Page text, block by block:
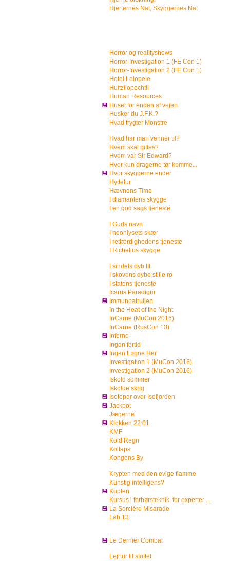
Hjerternes Nat, Skyggernes Nat
Horror og realityshows
Horror-Investigation 1 (FE Con 1)
Horror-Investigation 2 (FE Con 1)
Hotel Lelopele
Huitzilopochtli
Human Resources
💾 Huset for enden af vejen
Husker du J.F.K.?
Hvad frygter Monstre
Hvad har man venner til?
Hvem skal giftes?
Hvem var Sir Edward?
Hvor kun dragerne tør komme...
💾 Hvor skyggerne ender
Hyttetur
Hævnens Time
I diamantens skygge
I en god sags tjeneste
I Guds navn
I neonlysets skær
I retfærdighedens tjeneste
I Richelius skygge
I sindets dyb III
I skovens dybe stille ro
I statens tjeneste
Icarus Paradigm
💾 Immunpatruljen
In the Heat of the Night
InCarne (MuCon 2016)
InCarne (RusCon 13)
💾 Inferno
Ingen fortid
💾 Ingen Løgne Her
Investigation 1 (MuCon 2016)
Investigation 2 (MuCon 2016)
Iskold sommer
Iskolde skrig
💾 Isotoper over Isefjorden
💾 Jackpot
Jægerne
💾 Klokken 22:01
KMF
Kold Regn
Kollaps
Kongens By
Krypten med den evige flamme
Kunstig intelligens?
💾 Kuplen
Kursus i forhørsteknik, for experter ...
💾 La Sorcière Misarade
Lab 13
💾 Le Dernier Combat
Lejrtur til slottet